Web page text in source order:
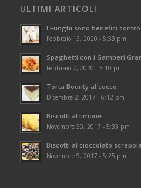
ULTIMI ARTICOLI
I Funghi sono benefici
Febbraio 13, 2020 - 5:33 pm
Spaghetti con i Gamberi
Febbraio 7, 2020 - 3:10 pm
Torta Bounty al cocco
Dicembre 2, 2017 - 6:12 pm
Biscotti al limone
Novembre 30, 2017 - 5:33 pm
Biscotti al cioccolato
Novembre 9, 2017 - 5:25 pm